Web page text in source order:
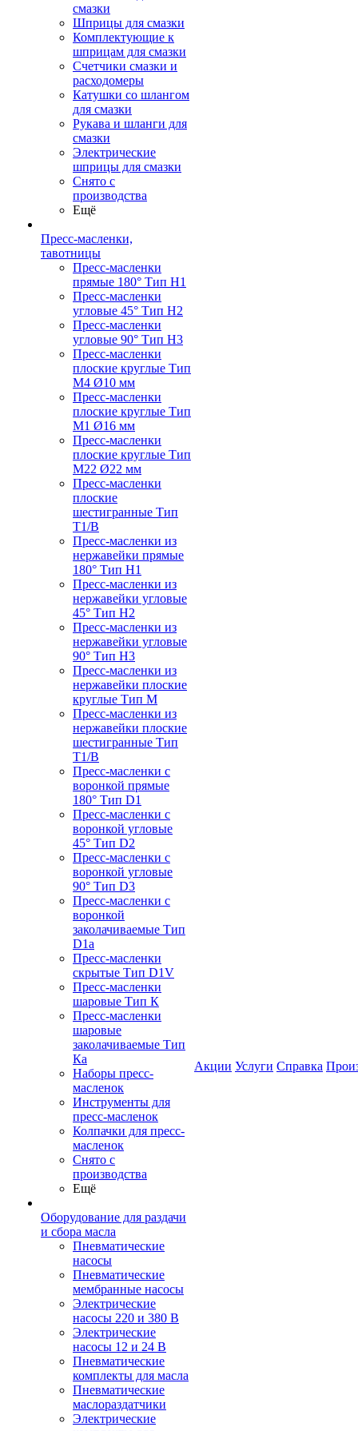
смазки
Шприцы для смазки
Комплектующие к
шприцам для смазки
Счетчики смазки и
расходомеры
Катушки со шлангом
для смазки
Рукава и шланги для
смазки
Электрические
шприцы для смазки
Снято с
производства
Ещё
Пресс-масленки,
тавотницы
Пресс-масленки
прямые 180° Тип H1
Пресс-масленки
угловые 45° Тип H2
Пресс-масленки
угловые 90° Тип H3
Пресс-масленки
плоские круглые Тип
M4 Ø10 мм
Пресс-масленки
плоские круглые Тип
M1 Ø16 мм
Пресс-масленки
плоские круглые Тип
M22 Ø22 мм
Пресс-масленки
плоские
шестигранные Тип
T1/B
Пресс-масленки из
нержавейки прямые
180° Тип H1
Пресс-масленки из
нержавейки угловые
45° Тип H2
Пресс-масленки из
нержавейки угловые
90° Тип H3
Пресс-масленки из
нержавейки плоские
круглые Тип M
Пресс-масленки из
нержавейки плоские
шестигранные Тип
T1/B
Пресс-масленки с
воронкой прямые
180° Тип D1
Пресс-масленки с
воронкой угловые
45° Тип D2
Пресс-масленки с
воронкой угловые
90° Тип D3
Пресс-масленки с
воронкой
заколачиваемые Тип
D1a
Пресс-масленки
скрытые Тип D1V
Пресс-масленки
шаровые Тип К
Пресс-масленки
шаровые
заколачиваемые Тип
Кa
Наборы пресс-
масленок
Инструменты для
пресс-масленок
Колпачки для пресс-
масленок
Снято с
производства
Ещё
Оборудование для раздачи
и сбора масла
Пневматические
насосы
Пневматические
мембранные насосы
Электрические
насосы 220 и 380 В
Электрические
насосы 12 и 24 В
Пневматические
комплекты для масла
Пневматические
маслораздатчики
Электрические
Акции Услуги Справка